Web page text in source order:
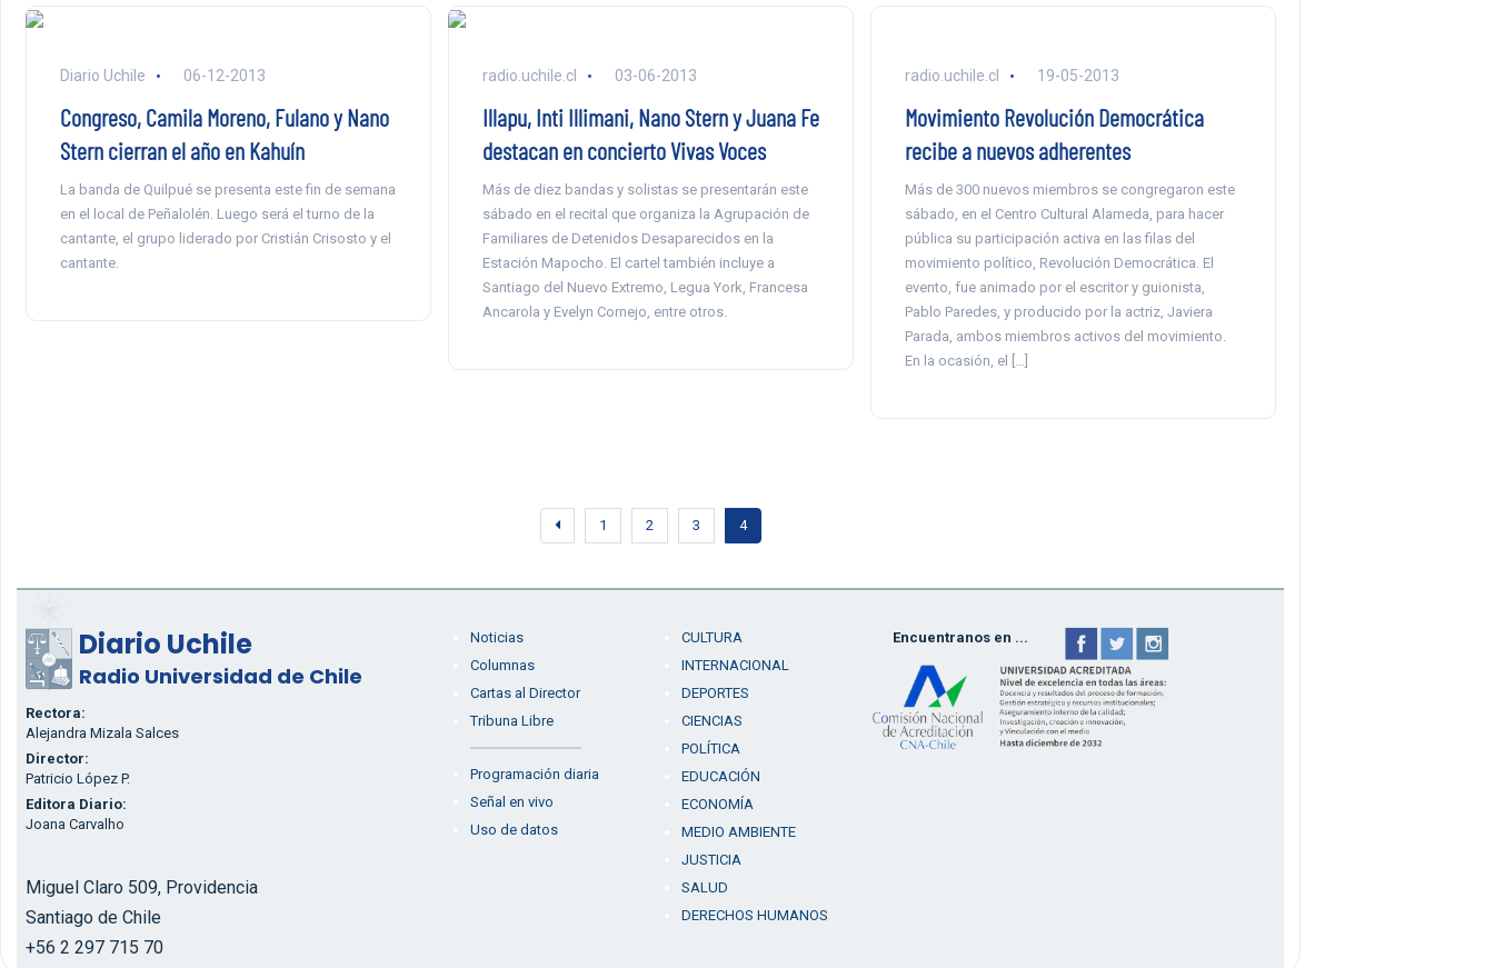
Diario Uchile 06-12-2013
Congreso, Camila Moreno, Fulano y Nano
Stern cierran el año en Kahuín
La banda de Quilpué se presenta este fin de semana
en el local de Peñalolén. Luego será el turno de la
cantante, el grupo liderado por Cristián Crisosto y el
cantante.
radio.uchile.cl 03-06-2013
Illapu, Inti Illimani, Nano Stern y Juana Fe
destacan en concierto Vivas Voces
Más de diez bandas y solistas se presentarán este
sábado en el recital que organiza la Agrupación de
Familiares de Detenidos Desaparecidos en la
Estación Mapocho. El cartel también incluye a
Santiago del Nuevo Extremo, Legua York, Francesa
Ancarola y Evelyn Cornejo, entre otros.
radio.uchile.cl 19-05-2013
Movimiento Revolución Democrática
recibe a nuevos adherentes
Más de 300 nuevos miembros se congregaron este
sábado, en el Centro Cultural Alameda, para hacer
pública su participación activa en las filas del
movimiento político, Revolución Democrática. El
evento, fue animado por el escritor y guionista,
Pablo Paredes, y producido por la actriz, Javiera
Parada, ambos miembros activos del movimiento.
En la ocasión, el […]
1 2 3 4
Diario Uchile
Radio Universidad de Chile
Rectora:
Alejandra Mizala Salces
Director:
Patricio López P.
Editora Diario:
Joana Carvalho
Miguel Claro 509, Providencia
Santiago de Chile
+56 2 297 715 70
Noticias
Columnas
Cartas al Director
Tribuna Libre
Programación diaria
Señal en vivo
Uso de datos
CULTURA
INTERNACIONAL
DEPORTES
CIENCIAS
POLÍTICA
EDUCACIÓN
ECONOMÍA
MEDIO AMBIENTE
JUSTICIA
SALUD
DERECHOS HUMANOS
Encuentranos en ...